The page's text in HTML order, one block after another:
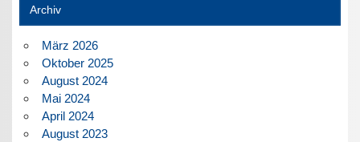
Archiv
März 2026
Oktober 2025
August 2024
Mai 2024
April 2024
August 2023